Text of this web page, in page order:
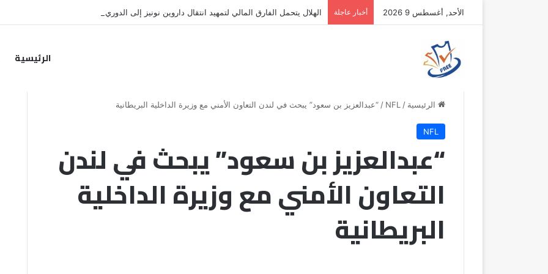
الأحد, أغسطس 9 2026 أخبار عاجلة الهلال يتحمل الفارق المالي لتمهيد انتقال داروين نونيز إلى الدوري التركي
الرئيسية
الرئيسية /
NFL
/ “عبدالعزيز بن سعود” يبحث في لندن التعاون الأمني مع وزيرة الداخلية البريطانية
NFL
“عبدالعزيز بن سعود” يبحث في لندن
التعاون الأمني مع وزيرة الداخلية
البريطانية